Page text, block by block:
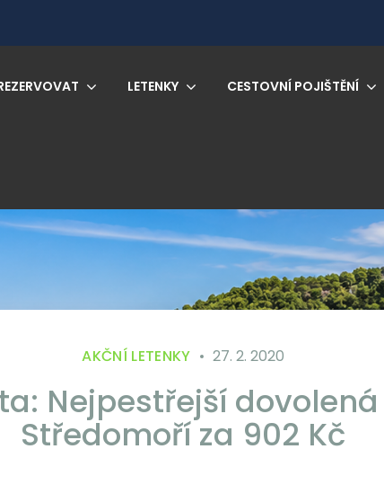
LETENKY CESTOVNÍ POJIŠTĚNÍ
AKČNÍ LETENKY 27. 2. 2020
Nejpestřejší
Středomoří za 902 Kč